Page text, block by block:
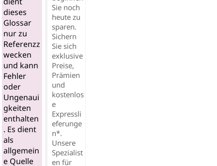
dieses
Glossar
nur zu
Referenzz
wecken
und kann
Fehler
oder
Ungenaui
gkeiten
enthalten
. Es dient
als
allgemein
e Quelle
Sie noch
heute zu
sparen.
Sichern
Sie sich
exklusive
Preise,
Prämien
und
kostenlos
e
Expressli
eferunge
n*.
Unsere
Spezialist
en für